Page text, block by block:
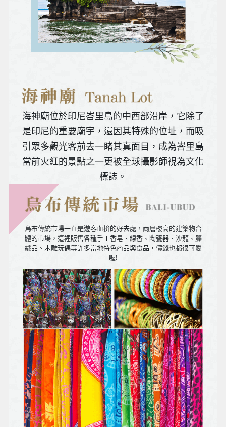
海神廟位於印尼峇里島的中西部沿岸，它除了
是印尼的重要廟宇，還因其特殊的位址，而吸
引眾多觀光客前去一睹其真面目，成為峇里島
當前火紅的景點之一更被全球攝影師視為文化
標誌。
前峇里
島的皇
室公主
出嫁以
前必須
先來一
場全身
LULUR
按摩，
放鬆身
心靈同
時美容
身體，
才能用
最美的
烏布傳統市場一直是遊客血拚的好去處，兩層樓高的建築物合
體的市場，這裡販售各種手工香皂、線香、陶瓷器、沙龍、籐
織品、木雕玩偶等許多當地特色商品與食品，價錢也都很可愛
喔!